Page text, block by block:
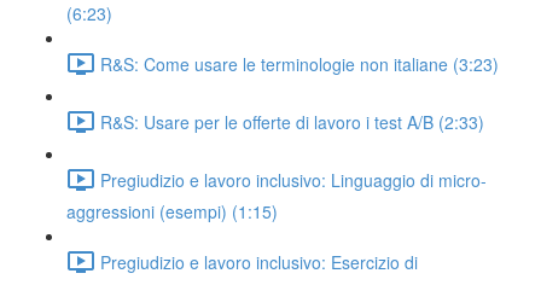
(6:23)
R&S: Come usare le terminologie non italiane (3:23)
R&S: Usare per le offerte di lavoro i test A/B (2:33)
Pregiudizio e lavoro inclusivo: Linguaggio di micro-
aggressioni (esempi) (1:15)
Pregiudizio e lavoro inclusivo: Esercizio di